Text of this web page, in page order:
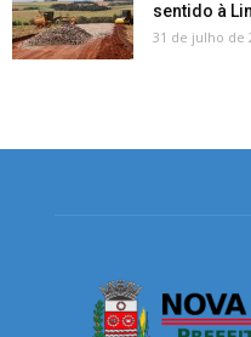
sentido à
31 de julho de